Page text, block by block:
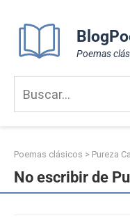
content
Poemas
Poemas clásicos > Pureza
No escribir de